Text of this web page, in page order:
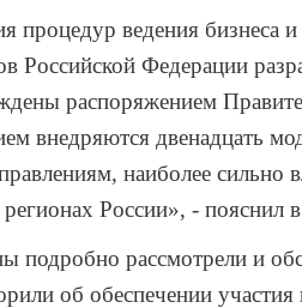
процедур ведения бизнеса
Российской Федерации
распоряжением
внедряются двенадцать
наиболее
России», - пояснил
подробно рассмотрели и
об обеспечении участия